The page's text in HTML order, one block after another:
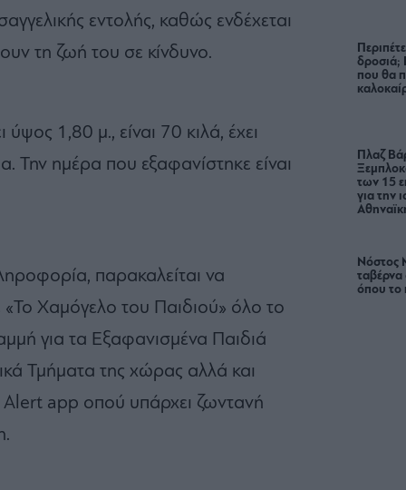
εντολής, καθώς ενδέχεται
τη ζωή του σε κίνδυνο.
1,80 μ., είναι 70 κιλά, έχει
Την ημέρα που εξαφανίστηκε είναι
παρακαλείται να
«Το Χαμόγελο του Παιδιού» όλο το
για τα Εξαφανισμένα Παιδιά
Τμήματα της χώρας αλλά και
app οπού υπάρχει ζωντανή
δροσιά;
που θα
Πλαζ
των 15
για την
Νόστος
όπου το